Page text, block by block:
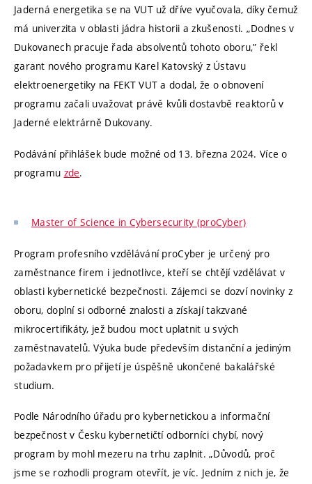
Jaderná energetika se na VUT už dříve vyučovala, díky čemuž
má univerzita v oblasti jádra historii a zkušenosti. „Dodnes v
Dukovanech pracuje řada absolventů tohoto oboru,” řekl
garant nového programu Karel Katovský z Ústavu
elektroenergetiky na FEKT VUT a dodal, že o obnovení
programu začali uvažovat právě kvůli dostavbě reaktorů v
Jaderné elektrárně Dukovany.
Podávání přihlášek bude možné od 13. března 2024. Více o
programu zde.
Master of Science in Cybersecurity (proCyber)
Program profesního vzdělávání proCyber je určený pro
zaměstnance firem i jednotlivce, kteří se chtějí vzdělávat v
oblasti kybernetické bezpečnosti. Zájemci se dozví novinky z
oboru, doplní si odborné znalosti a získají takzvané
mikrocertifikáty, jež budou moct uplatnit u svých
zaměstnavatelů. Výuka bude především distanční a jediným
požadavkem pro přijetí je úspěšně ukončené bakalářské
studium.
Podle Národního úřadu pro kybernetickou a informační
bezpečnost v Česku kybernetičtí odborníci chybí, nový
program by mohl mezeru na trhu zaplnit. „Důvodů, proč
jsme se rozhodli program otevřít, je víc. Jedním z nich je, že